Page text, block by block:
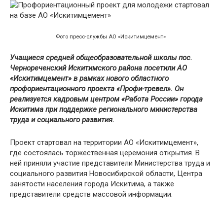
Фото пресс-службы АО «Искитимцемент»
Учащиеся средней общеобразовательной школы пос.
Чернореченский Искитимского района посетили АО
«Искитимцемент» в рамках нового областного
профориентационного проекта «Профи-тревел». Он
реализуется кадровым центром «Работа России» города
Искитима при поддержке регионального министерства
труда и социального развития.
Проект стартовал на территории АО «Искитимцемент»,
где состоялась торжественная церемония открытия. В
ней приняли участие представители Министерства труда и
социального развития Новосибирской области, Центра
занятости населения города Искитима, а также
представители средств массовой информации.